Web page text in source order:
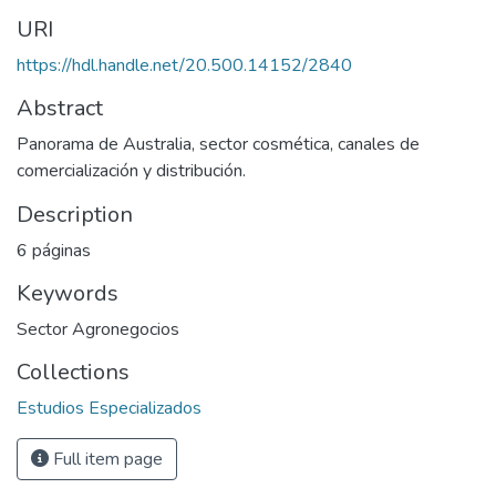
URI
https://hdl.handle.net/20.500.14152/2840
Abstract
Panorama de Australia, sector cosmética, canales de
comercialización y distribución.
Description
6 páginas
Keywords
Sector Agronegocios
Collections
Estudios Especializados
Full item page